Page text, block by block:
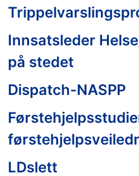
Innsatsleder
på stedet
Dispatch-NASPP
LDslett